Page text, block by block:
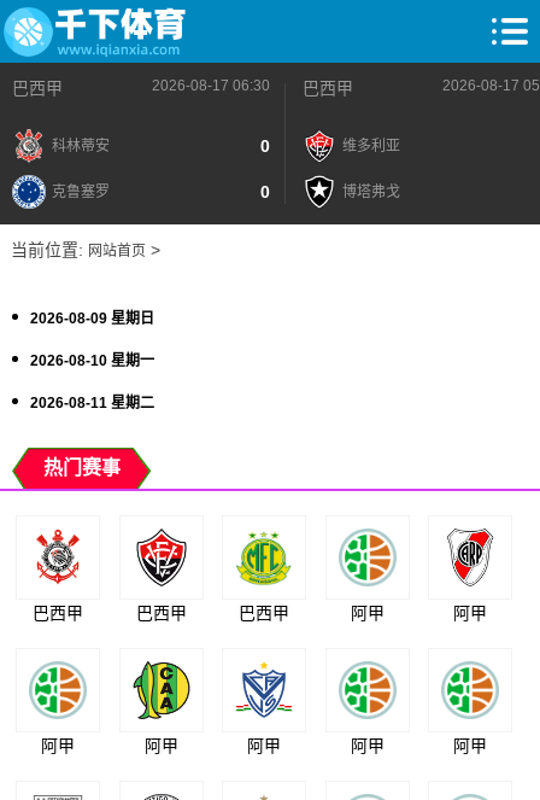
巴西甲 2026-08-17 06:30
科林蒂安 0
克鲁塞罗 0
巴西甲 2026-08-17
维多利亚
博塔弗戈
当前位置: 网站首页>
2026-08-09 星期日
2026-08-10 星期一
2026-08-11 星期二
热门赛事
巴西甲 巴西甲 巴西甲 阿甲 阿甲
阿甲 阿甲 阿甲 阿甲 阿甲